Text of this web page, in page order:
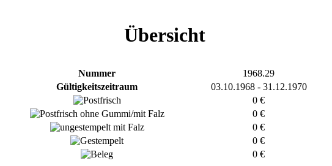
Übersicht
Nummer
1968.29
Gültigkeitszeitraum
03.10.1968 - 31.12.1970
0 €
0 €
0 €
0 €
0 €